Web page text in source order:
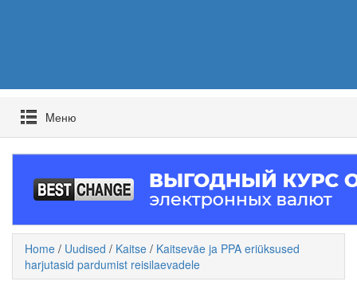
Mеню
Home / Uudised / Kaitse / Kaitseväe ja PPA eriüksused
harjutasid pardumist reisilaevadele